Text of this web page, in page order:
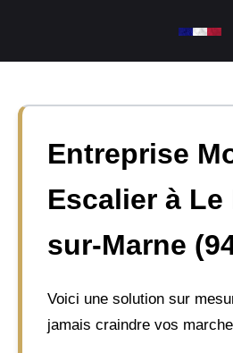
contenu
Entreprise
Escalier à Le
sur-Marne
Voici une solution sur
jamais craindre vos